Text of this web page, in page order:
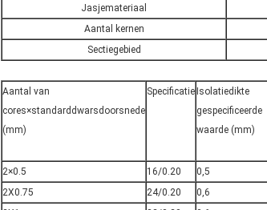
Jasjemateriaal
Aantal kernen
Sectiegebied
Aantal van
cores×standarddwarsdoorsnede
(mm)
Specificatie Isolatiedikte
gespecificeerde
waarde (mm)
2×0.5
16/0.20 0,5
2X0.75
24/0.20 0,6